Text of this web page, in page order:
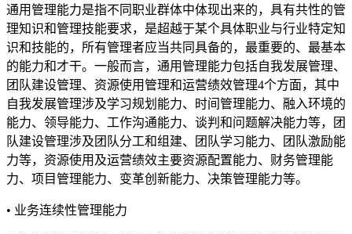
通用管理能力是指不同职业群体中体现出来的，具有共性的管
理知识和管理技能要求，是超越于某个具体职业与行业特定知
识和技能的，所有管理者应当共同具备的，最重要的、最基本
的能力和才干。一般而言，通用管理能力包括自我发展管理、
团队建设管理、资源使用管理和运营绩效管理4个方面，其中
自我发展管理涉及学习规划能力、时间管理能力、融入环境的
能力、领导能力、工作沟通能力、谈判和问题解决能力等，团
队建设管理涉及团队分工和组建、团队学习能力、团队激励能
力等，资源使用及运营绩效主要资源配置能力、财务管理能
力、项目管理能力、变革创新能力、决策管理能力等。
• 业务连续性管理能力